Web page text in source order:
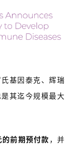
基因泰克、辉瑞
其迄今规模最大
的前期预付款 ，并